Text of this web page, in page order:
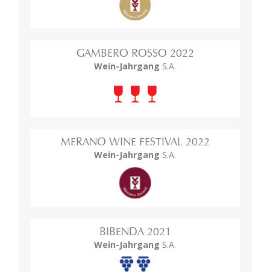
GAMBERO ROSSO 2022
Wein-Jahrgang S.A.
MERANO WINE FESTIVAL 2022
Wein-Jahrgang S.A.
BIBENDA 2021
Wein-Jahrgang S.A.